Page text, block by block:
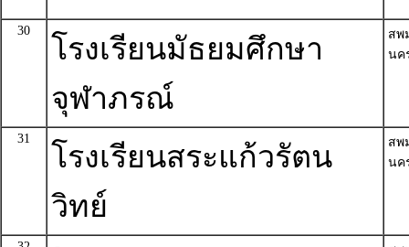
30
โรงเรียนมัธยมศึกษา
จุฬาภรณ์
สพ
นค
31
โรงเรียนสระแก้วรัตน
วิทย์
สพ
นค